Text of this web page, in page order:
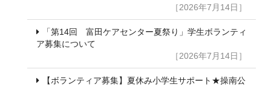
［2026年7月14日］
「第14回 富田ケアセンター夏祭り」学生ボランティ
ア募集について
［2026年7月14日］
【ボランティア募集】夏休み小学生サポート★操南公